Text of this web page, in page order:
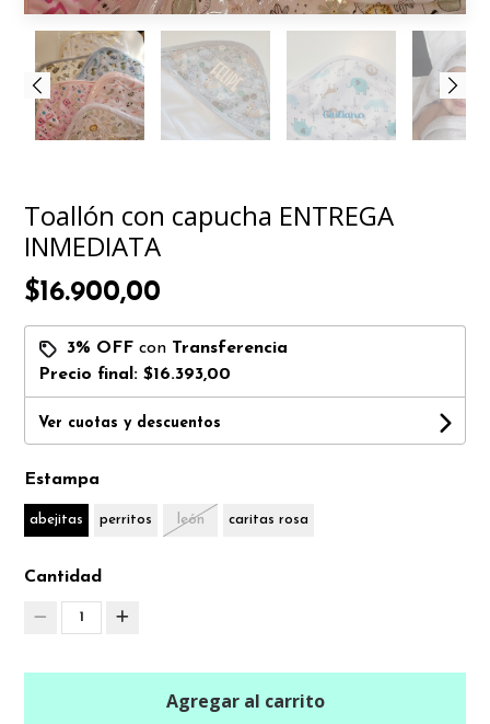
Toallón con capucha ENTREGA
INMEDIATA
$16.900,00
3% OFF con Transferencia
Precio final:$16.393,00
Ver cuotas y descuentos
Estampa
abejitas perritos león caritas rosa
Cantidad
1
Agregar al carrito